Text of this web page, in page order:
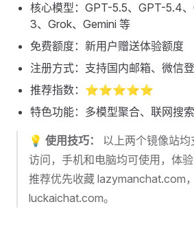
核心模型：GPT-5.5、GPT-5.4
3、Grok、Gemini 等
免费额度：新用户赠送体验额度
注册方式：支持国内邮箱、微信
推荐指数：⭐⭐⭐⭐⭐
特色功能：多模型聚合、联网搜
💡 使用技巧：
以上两个镜像站
访问，手机和电脑均可使用，体验
推荐优先收藏 lazymanchat.com
luckaichat.com。